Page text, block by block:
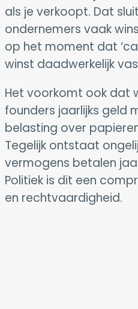
als je verkoopt. Dat
ondernemers vaak
op het moment dat
winst daadwerkelijk
Het voorkomt ook dat
founders jaarlijks geld
belasting over
Tegelijk ontstaat
vermogens betalen
Politiek is dit een
en rechtvaardigheid.